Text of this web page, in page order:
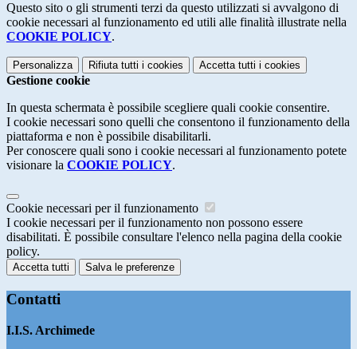
Questo sito o gli strumenti terzi da questo utilizzati si avvalgono di
cookie necessari al funzionamento ed utili alle finalità illustrate nella
COOKIE POLICY.
Personalizza Rifiuta tutti i cookies Accetta tutti i cookies
Gestione cookie
In questa schermata è possibile scegliere quali cookie consentire.
I cookie necessari sono quelli che consentono il funzionamento della
piattaforma e non è possibile disabilitarli.
Per conoscere quali sono i cookie necessari al funzionamento potete
visionare la COOKIE POLICY.
Cookie necessari per il funzionamento
I cookie necessari per il funzionamento non possono essere
disabilitati. È possibile consultare l'elenco nella pagina della cookie
policy.
Accetta tutti Salva le preferenze
Contatti
I.I.S. Archimede